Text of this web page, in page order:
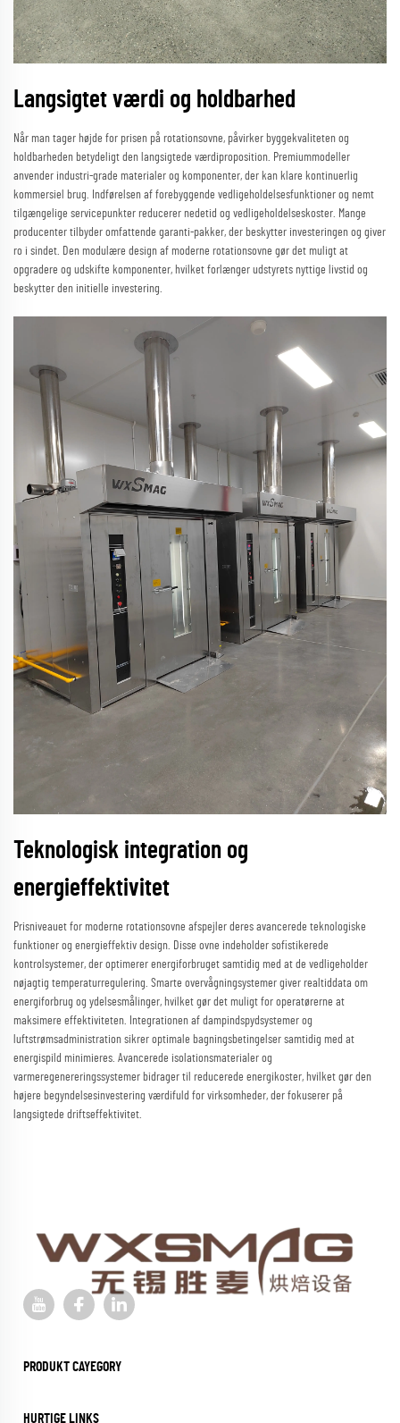
Langsigtet værdi og holdbarhed
Når man tager højde for prisen på rotationsovne, påvirker byggekvaliteten og
holdbarheden betydeligt den langsigtede værdiproposition. Premiummodeller
anvender industri-grade materialer og komponenter, der kan klare kontinuerlig
kommersiel brug. Indførelsen af forebyggende vedligeholdelsesfunktioner og nemt
tilgængelige servicepunkter reducerer nedetid og vedligeholdelseskoster. Mange
producenter tilbyder omfattende garanti-pakker, der beskytter investeringen og giver
ro i sindet. Den modulære design af moderne rotationsovne gør det muligt at
opgradere og udskifte komponenter, hvilket forlænger udstyrets nyttige livstid og
beskytter den initielle investering.
Teknologisk integration og
energieffektivitet
Prisniveauet for moderne rotationsovne afspejler deres avancerede teknologiske
funktioner og energieffektiv design. Disse ovne indeholder sofistikerede
kontrolsystemer, der optimerer energiforbruget samtidig med at de vedligeholder
nøjagtig temperaturregulering. Smarte overvågningsystemer giver realtiddata om
energiforbrug og ydelsesmålinger, hvilket gør det muligt for operatørerne at
maksimere effektiviteten. Integrationen af dampindspydsystemer og
luftstrømsadministration sikrer optimale bagningsbetingelser samtidig med at
energispild minimieres. Avancerede isolationsmaterialer og
varmeregenereringssystemer bidrager til reducerede energikoster, hvilket gør den
højere begyndelsesinvestering værdifuld for virksomheder, der fokuserer på
langsigtede driftseffektivitet.
PRODUKT CAYEGORY
HURTIGE LINKS